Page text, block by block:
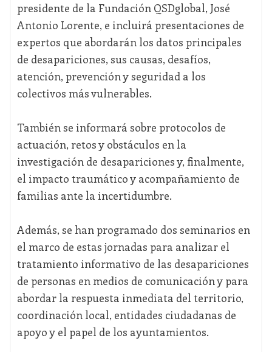
presidente de la Fundación QSDglobal, José
Antonio Lorente, e incluirá presentaciones de
expertos que abordarán los datos principales
de desapariciones, sus causas, desafíos,
atención, prevención y seguridad a los
colectivos más vulnerables.
También se informará sobre protocolos de
actuación, retos y obstáculos en la
investigación de desapariciones y, finalmente,
el impacto traumático y acompañamiento de
familias ante la incertidumbre.
Además, se han programado dos seminarios en
el marco de estas jornadas para analizar el
tratamiento informativo de las desapariciones
de personas en medios de comunicación y para
abordar la respuesta inmediata del territorio,
coordinación local, entidades ciudadanas de
apoyo y el papel de los ayuntamientos.